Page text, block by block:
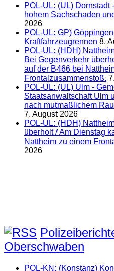
POL-UL: (UL) Dornstadt
hohem Sachschaden
2026
POL-UL: GP)
Kraftfahrzeugrennen 8.
POL-UL: (HDH)
Bei Gegenverkehr
auf der B466 bei
Frontalzusammenstoß.
POL-UL: (UL) Ulm -
Staatsanwaltschaft Ulm
nach mutmaßlichem
7. August 2026
POL-UL: (HDH)
überholt / Am Dienstag
Nattheim zu einem
2026
Oberschwaben
POL-KN: (Konstanz)